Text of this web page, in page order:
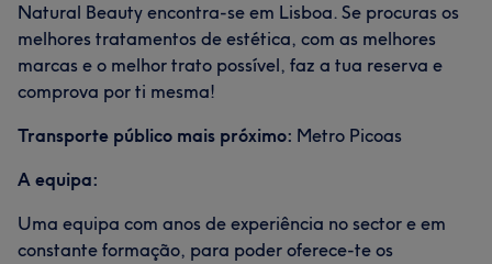
Natural Beauty encontra-se em Lisboa. Se procuras os
melhores tratamentos de estética, com as melhores
marcas e o melhor trato possível, faz a tua reserva e
comprova por ti mesma!
Transporte público mais próximo: Metro Picoas
A equipa:
Uma equipa com anos de experiência no sector e em
constante formação, para poder oferece-te os